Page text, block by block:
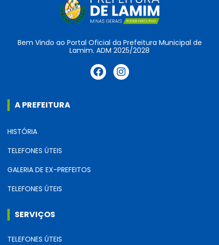
Bem Vindo ao Portal Oficial da Prefeitura Municipal de
Lamim. ADM 2025/2028
A PREFEITURA
HISTÓRIA
TELEFONES ÚTEIS
GALERIA DE EX-PREFEITOS
TELEFONES ÚTEIS
SERVIÇOS
TELEFONES ÚTEIS